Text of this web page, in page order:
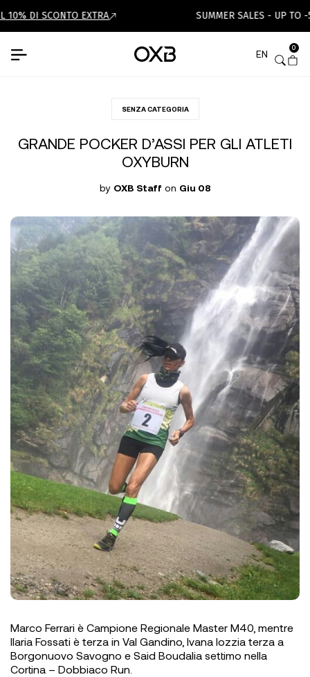
DI SCONTO EXTRA SUMMER SALES - UP TO -50%
EN
0
SENZA CATEGORIA
GRANDE POCKER D’ASSI PER GLI ATLETI
OXYBURN
by OXB Staff on Giu 08
Marco Ferrari è Campione Regionale Master M40, mentre
Ilaria Fossati è terza in Val Gandino, Ivana Iozzia terza a
Borgonuovo Savogno e Said Boudalia settimo nella
Cortina – Dobbiaco Run.